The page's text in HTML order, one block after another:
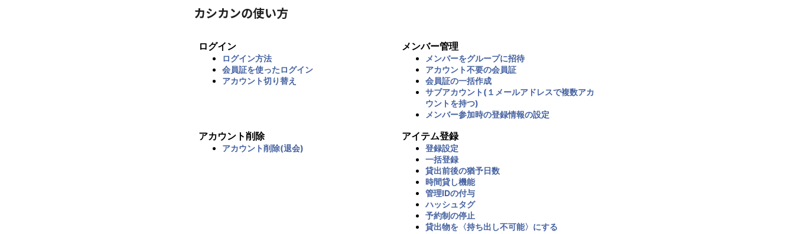
カシカンの使い方
ログイン
ログイン方法
会員証を使ったログイン
アカウント切り替え
メンバー管理
メンバーをグループに招待
アカウント不要の会員証
会員証の一括作成
サブアカウント(１メールアドレスで複数アカ
ウントを持つ)
メンバー参加時の登録情報の設定
アカウント削除
アカウント削除(退会)
アイテム登録
登録設定
一括登録
貸出前後の猶予日数
時間貸し機能
管理IDの付与
ハッシュタグ
予約制の停止
貸出物を〈持ち出し不可能〉にする